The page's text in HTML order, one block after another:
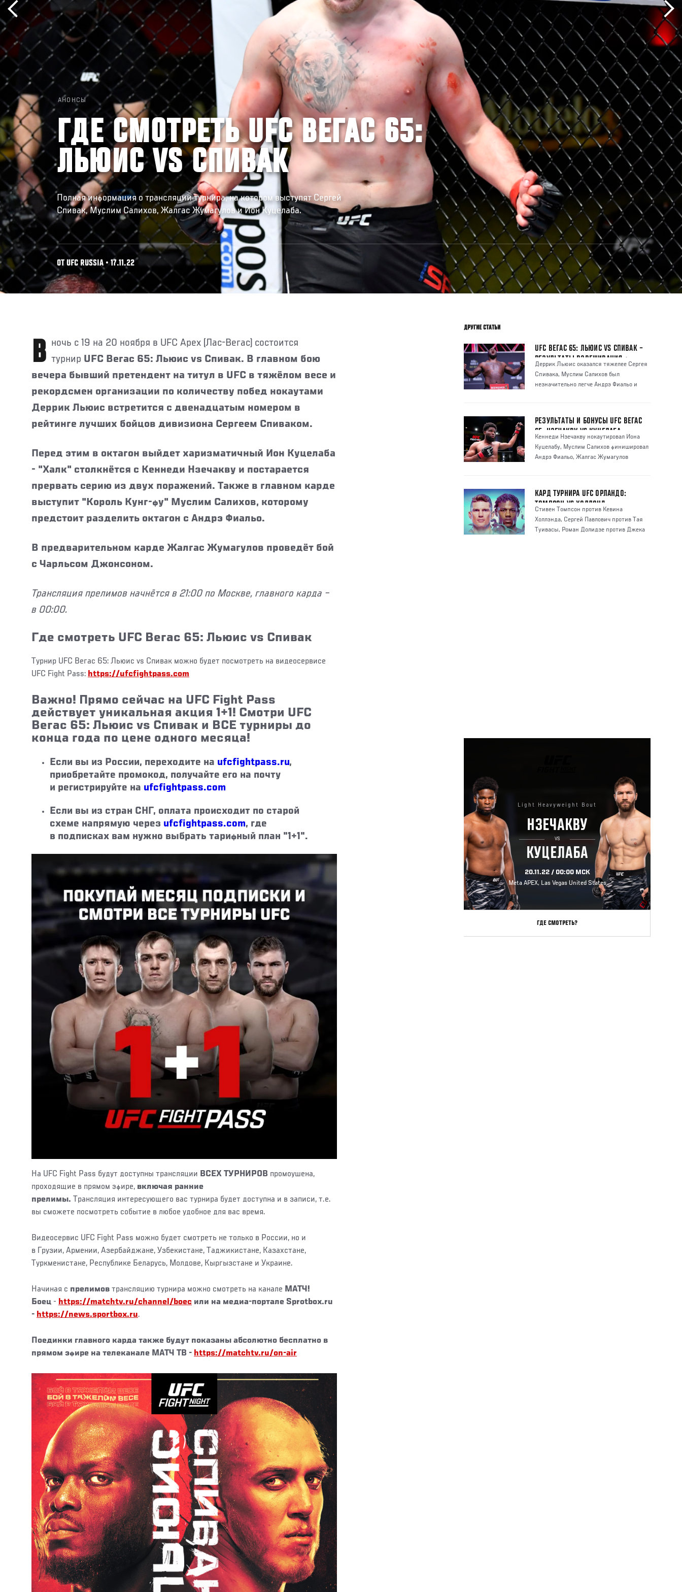
АНОНСЫ
ГДЕ СМОТРЕТЬ UFC ВЕГАС 65:
ЛЬЮИС VS СПИВАК
Полная информация о трансляции турнира, на котором выступят Сергей
Спивак, Муслим Салихов, Жалгас Жумагулов и Ион Куцелаба.
ОТ UFC RUSSIA • 17.11.22
В ночь с 19 на 20 ноября в UFC Apex (Лас-Вегас) состоится турнир UFC Вегас 65: Льюис vs Спивак. В главном бою
вечера бывший претендент на титул в UFC в тяжёлом весе и
рекордсмен организации по количеству побед нокаутами
Деррик Льюис встретится с двенадцатым номером в
рейтинге лучших бойцов дивизиона Сергеем Спиваком.
Перед этим в октагон выйдет харизматичный Ион Куцелаба
- "Халк" столкнётся с Кеннеди Нзечакву и постарается
прервать серию из двух поражений. Также в главном карде
выступит "Король Кунг-фу" Муслим Салихов, которому
предстоит разделить октагон с Андрэ Фиальо.
В предварительном карде Жалгас Жумагулов проведёт бой
с Чарльсом Джонсоном.
Трансляция прелимов начнётся в 21:00 по Москве, главного карда –
в 00:00.
Где смотреть UFC Вегас 65: Льюис vs Спивак
Турнир UFC Вегас 65: Льюис vs Спивак можно будет посмотреть на видеосервисе
UFC Fight Pass: https://ufcfightpass.com
Важно! Прямо сейчас на UFC Fight Pass
действует уникальная акция 1+1! Смотри UFC
Вегас 65: Льюис vs Спивак и ВСЕ турниры до
конца года по цене одного месяца!
Если вы из России, переходите на ufcfightpass.ru,
приобретайте промокод, получайте его на почту
и регистрируйте на ufcfightpass.com
Если вы из стран СНГ, оплата происходит по старой
схеме напрямую через ufcfightpass.com, где
в подписках вам нужно выбрать тарифный план "1+1".
На UFC Fight Pass будут доступны трансляции ВСЕХ ТУРНИРОВ промоушена,
проходящие в прямом эфире, включая ранние
прелимы. Трансляция интересующего вас турнира будет доступна и в записи, т.е.
вы сможете посмотреть событие в любое удобное для вас время.
Видеосервис UFC Fight Pass можно будет смотреть не только в России, но и
в Грузии, Армении, Азербайджане, Узбекистане, Таджикистане, Казахстане,
Туркменистане, Республике Беларусь, Молдове, Кыргызстане и Украине.
Начиная с прелимов трансляцию турнира можно смотреть на канале МАТЧ!
Боец - https://matchtv.ru/channel/boec или на медиа-портале Sprotbox.ru
- https://news.sportbox.ru.
Поединки главного карда также будут показаны абсолютно бесплатно в
прямом эфире на телеканале МАТЧ ТВ - https://matchtv.ru/on-air
ДРУГИЕ СТАТЬИ
UFC ВЕГАС 65: ЛЬЮИС VS СПИВАК –
РЕЗУЛЬТАТЫ ВЗВЕШИВАНИЯ +
БИТВЫ ВЗГЛЯДОВ
Деррик Льюис оказался тяжелее Сергея
Спивака, Муслим Салихов был
незначительно легче Андрэ Фиальо и
РЕЗУЛЬТАТЫ И БОНУСЫ UFC ВЕГАС
65: НЗЕЧАКВУ VS КУЦЕЛАБА
Кеннеди Нзечакву нокаутировал Иона
Куцелабу, Муслим Салихов финишировал
Андрэ Фиальо, Жалгас Жумагулов
КАРД ТУРНИРА UFC ОРЛАНДО:
ТОМПСОН VS ХОЛЛЭНД
Стивен Томпсон против Кевина
Холлэнда, Сергей Павлович против Тая
Туивасы, Роман Долидзе против Джека
Light Heavyweight Bout
НЗЕЧАКВУ
VS
КУЦЕЛАБА
20.11.22 / 00:00 МСК
Meta APEX, Las Vegas United States
ГДЕ СМОТРЕТЬ?